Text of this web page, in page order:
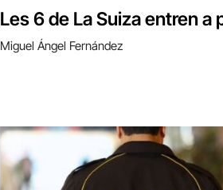
Les 6 de La Suiza entren a
Miguel Ángel Fernández